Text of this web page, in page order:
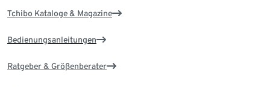
Tchibo Kataloge & Magazine
Bedienungsanleitungen
Ratgeber & Größenberater